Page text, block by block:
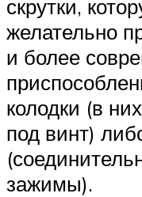
скрутки,
желательно
и более
колодки (в
под винт)
зажимы).